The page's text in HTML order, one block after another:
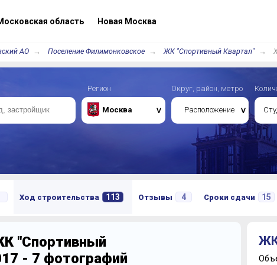
область Новая Москва
АО Поселение Филимонковское ЖК "Спортивный Квартал"
Регион
Москва
Округ, район, метро
Расположение
Ход строительства 113 Отзывы 4 Сроки сдачи 15
"Спортивный
- 7 фотографий
ЖК